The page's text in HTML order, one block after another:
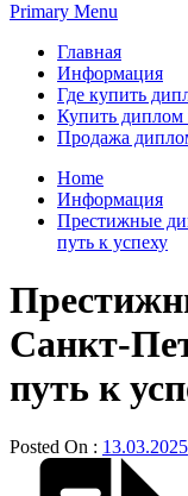
Primary Menu
Главная
Информация
Где купить
Купить диплом
Продажа
Home
Информация
Престижные
путь к успеху
Санкт-
путь к
Posted On : 13.03.2025